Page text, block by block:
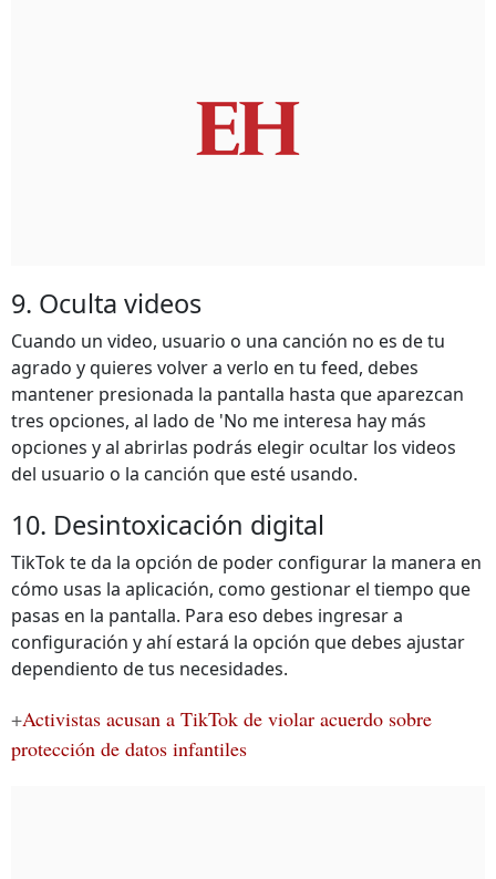
9. Oculta videos
Cuando un video, usuario o una canción no es de tu
agrado y quieres volver a verlo en tu feed, debes
mantener presionada la pantalla hasta que aparezcan
tres opciones, al lado de 'No me interesa hay más
opciones y al abrirlas podrás elegir ocultar los videos
del usuario o la canción que esté usando.
10. Desintoxicación digital
TikTok te da la opción de poder configurar la manera en
cómo usas la aplicación, como gestionar el tiempo que
pasas en la pantalla. Para eso debes ingresar a
configuración y ahí estará la opción que debes ajustar
dependiento de tus necesidades.
+Activistas acusan a TikTok de violar acuerdo sobre
protección de datos infantiles